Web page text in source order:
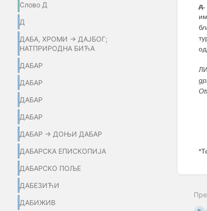
Слово Д
Д
ДАБА, ХРОМИ → ДАЈБОГ;
НАТПРИРОДНА БИЋА
ДАБАР
ДАБАР
ДАБАР
ДАБАР
ДАБАР → ДОЊИ ДАБАР
ДАБАРСКА ЕПИСКОПИЈА
ДАБАРСКО ПОЉЕ
ДАБЕЗИЋИ
ДАБИЖИВ
д.